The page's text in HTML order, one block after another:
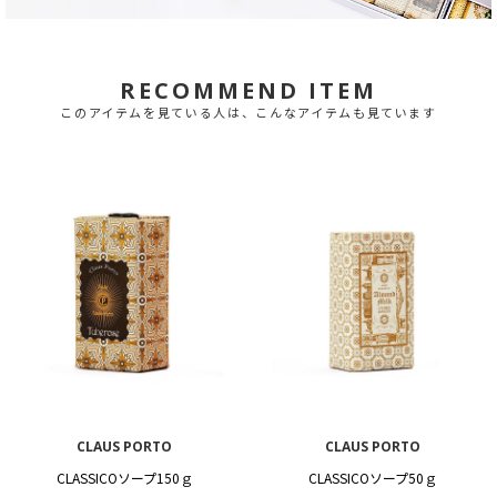
RECOMMEND ITEM
このアイテムを見ている人は、こんなアイテムも見ています
CLAUS PORTO
CLASSICOソープ150ｇ
CLAUS PORTO
CLASSICOソープ50ｇ